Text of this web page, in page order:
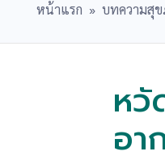
หน้าแรก » บทความสุ
หวั
อา